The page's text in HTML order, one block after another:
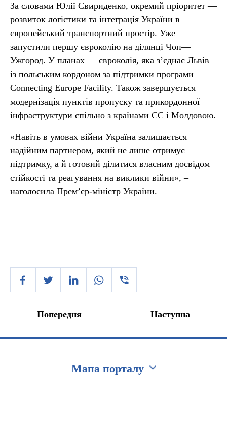
За словами Юлії Свириденко, окремий пріоритет —
розвиток логістики та інтеграція України в
європейський транспортний простір. Уже
запустили першу євроколію на ділянці Чоп—
Ужгород. У планах — євроколія, яка з’єднає Львів
із польським кордоном за підтримки програми
Connecting Europe Facility. Також завершується
модернізація пунктів пропуску та прикордонної
інфраструктури спільно з країнами ЄС і Молдовою.
«Навіть в умовах війни Україна залишається
надійним партнером, який не лише отримує
підтримку, а й готовий ділитися власним досвідом
стійкості та реагування на виклики війни», –
наголосила Прем’єр-міністр України.
Попередня Наступна
Мапа порталу